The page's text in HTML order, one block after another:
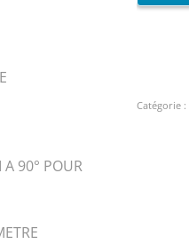
A 90° POUR
Catégorie :